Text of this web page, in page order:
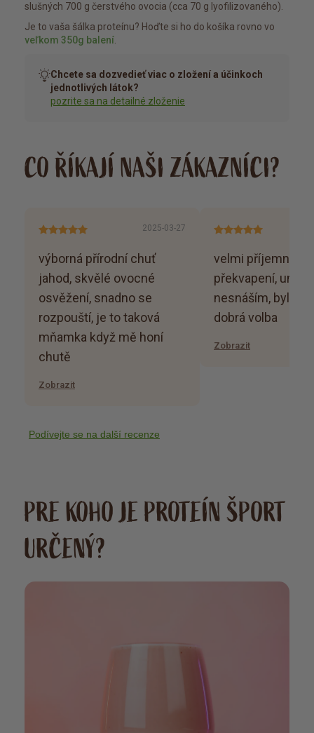
slušných 700 g čerstvého ovocia (cca 70 g lyofilizovaného).
Je to vaša šálka proteínu? Hoďte si ho do košíka rovno vo
veľkom 350g balení.
Chcete sa dozvedieť viac o zložení a účinkoch
jednotlivých látok?
pozrite sa na detailné zloženie
CO ŘÍKAJÍ NAŠI ZÁKAZNÍCI?
2025-03-27
výborná přírodní chuť
jahod, skvělé ovocné
osvěžení, snadno se
rozpouští, je to taková
mňamka když mě honí
chutě
Zobrazit
velmi příjemné
překvapení,
nesnáším, byla to
dobrá volba
Zobrazit
Podívejte se na další recenze
PRE KOHO JE PROTEÍN ŠPORT
URČENÝ?